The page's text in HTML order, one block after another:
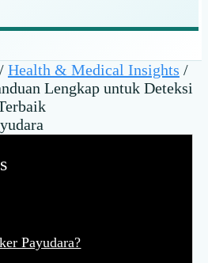
/ Health & Medical Insights /
Lengkap untuk Deteksi
Payudara?